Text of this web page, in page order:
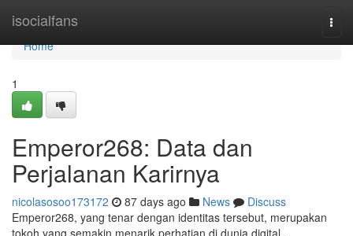
isocialfans
Home
Home
1
Emperor268: Data dan
Perjalanan Karirnya
nicolasosoo173172 87 days ago News
Discuss
Emperor268, yang tenar dengan identitas tersebut, merupakan
tokoh yang semakin menarik perhatian di dunia digital .